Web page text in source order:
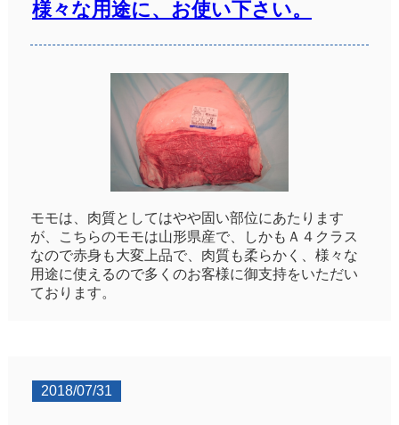
様々な用途に、お使い下さい。
モモは、肉質としてはやや固い部位にあたります
が、こちらのモモは山形県産で、しかもＡ４クラス
なので赤身も大変上品で、肉質も柔らかく、様々な
用途に使えるので多くのお客様に御支持をいただい
ております。
2018/07/31